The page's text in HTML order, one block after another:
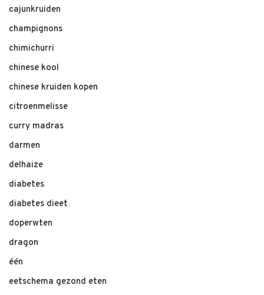
cajunkruiden
champignons
chimichurri
chinese kool
chinese kruiden kopen
citroenmelisse
curry madras
darmen
delhaize
diabetes
diabetes dieet
doperwten
dragon
één
eetschema gezond eten